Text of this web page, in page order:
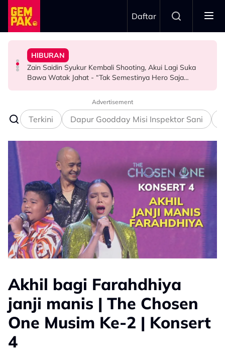
Skip to main content
Daftar
HIBURAN
“Ramai Pihak Dekati Saya, Jaclyn Victor & Ning Baizura
Untuk…” - Shila Amzah
HIBURAN
Zain Saidin Syukur Kembali Shooting, Akui Lagi Suka
Bawa Watak Jahat - “Tak Semestinya Hero Saja
Menyerlah…”
GAYA HIDUP
MPO Beri Penghormatan Untuk Alfonso Soliano Di
Dewan Filharmonik Petronas
HIBURAN
“Harapnya Tahun Ini Terakhir La Untuk Saya…” - Ezzanie
Jasny
Advertisement
Terkini Dapur Goodday Misi Inspektor Sani
Akhil bagi Farahdhiya
janji manis | The Chosen
One Musim Ke-2 | Konsert
4